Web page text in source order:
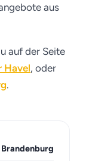
aus
auf der Seite
Havel, oder
.
Brandenburg